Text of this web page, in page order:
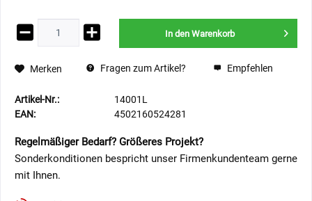
In den Warenkorb
Merken Fragen zum Artikel? Empfehlen
Artikel-Nr.:
14001L
EAN:
4502160524281
Regelmäßiger Bedarf? Größeres Projekt?
Sonderkonditionen bespricht unser Firmenkundenteam gerne
mit Ihnen.